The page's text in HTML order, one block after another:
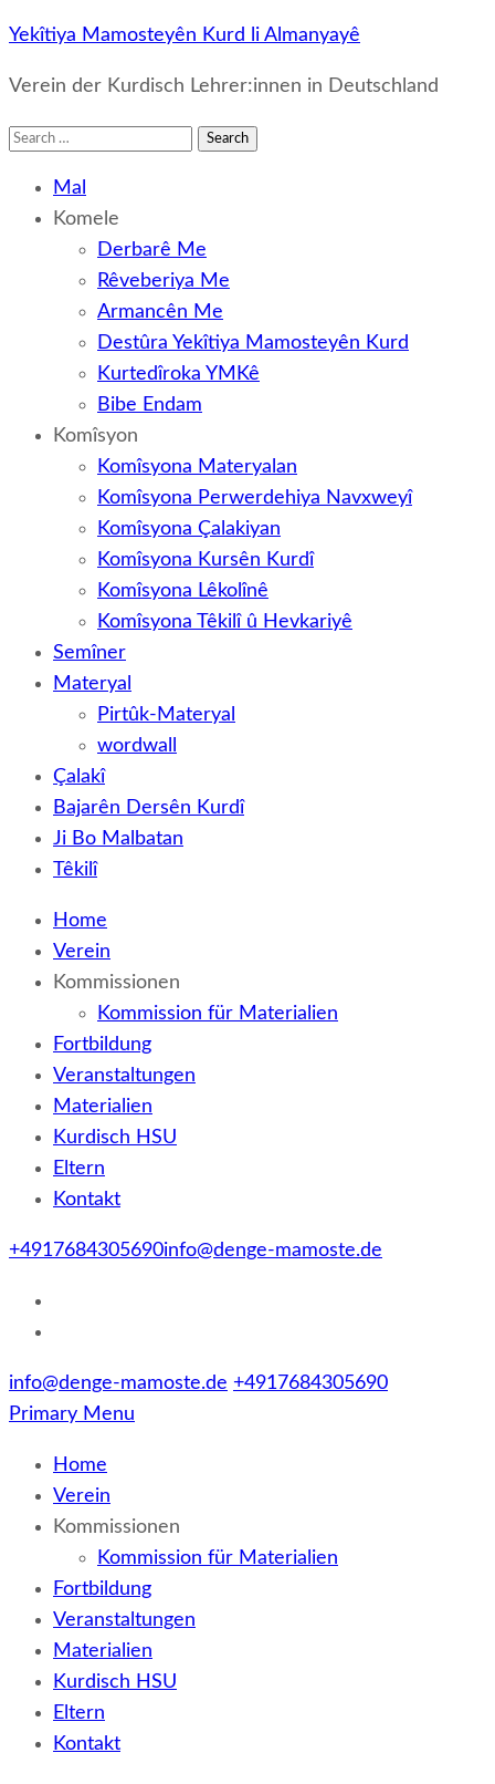
Yekîtiya Mamosteyên Kurd li Almanyayê
Verein der Kurdisch Lehrer:innen in Deutschland
Search
Mal
Komele
Derbarê Me
Rêveberiya Me
Armancên Me
Destûra Yekîtiya Mamosteyên Kurd
Kurtedîroka YMKê
Bibe Endam
Komîsyon
Komîsyona Materyalan
Komîsyona Perwerdehiya Navxweyî
Komîsyona Çalakiyan
Komîsyona Kursên Kurdî
Komîsyona Lêkolînê
Komîsyona Têkilî û Hevkariyê
Semîner
Materyal
Pirtûk-Materyal
wordwall
Çalakî
Bajarên Dersên Kurdî
Ji Bo Malbatan
Têkilî
Home
Verein
Kommissionen
Kommission für Materialien
Fortbildung
Veranstaltungen
Materialien
Kurdisch HSU
Eltern
Kontakt
+4917684305690info@denge-mamoste.de
info@denge-mamoste.de +4917684305690
Primary Menu
Home
Verein
Kommissionen
Kommission für Materialien
Fortbildung
Veranstaltungen
Materialien
Kurdisch HSU
Eltern
Kontakt